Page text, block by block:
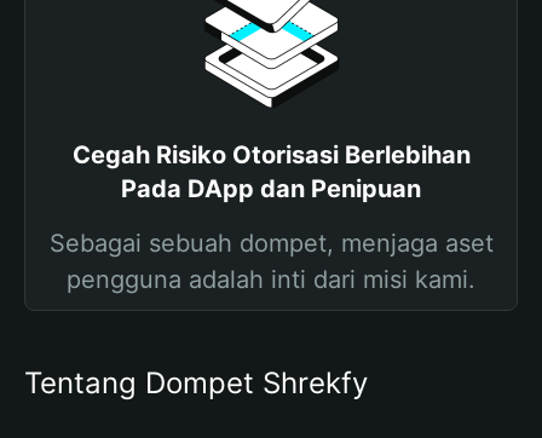
Cegah Risiko Otorisasi Berlebihan
Pada DApp dan Penipuan
Sebagai sebuah dompet, menjaga aset
pengguna adalah inti dari misi kami.
Tentang Dompet Shrekfy